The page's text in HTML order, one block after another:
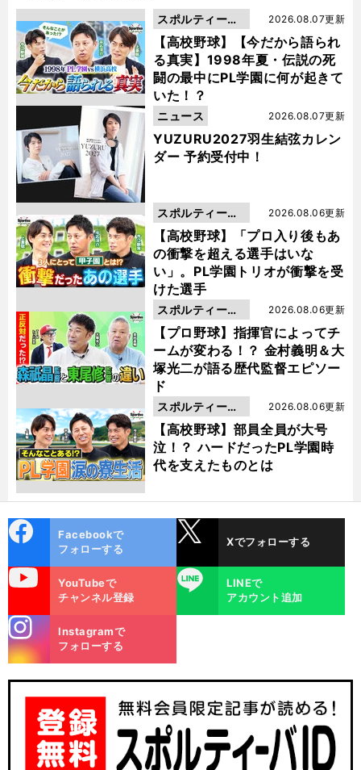
【高校野球】【今だから語られ
る真実】1998年夏・伝説の死
闘の最中にPL学園に何が起きて
いた！？
2026.08.07更新
スポルティーバ
動画
YUZURU2027羽生結弦カレン
ダー 予約受付中！
2026.08.07更新
ニュース
【高校野球】「プロ入り後もあ
の衝撃を超える選手はいな
い」。PL学園トリオが衝撃を受
けた選手
2026.08.06更新
スポルティーバ
動画
【プロ野球】指揮官によってチ
ームが変わる！？ 金村義明＆大
塚光二が語る歴代監督エピソー
ド
2026.08.06更新
スポルティーバ
動画
【高校野球】部員全員が大号
泣！？ ハードだったPL学園時
代を支えたものとは
2026.08.06更新
スポルティーバ
動画
ok
Facebookで
フォローする
Xでフォローする
YouTubeで
チャンネル登録
LINE
LINEで
アカウント追加
m
Instagramで
フォローする